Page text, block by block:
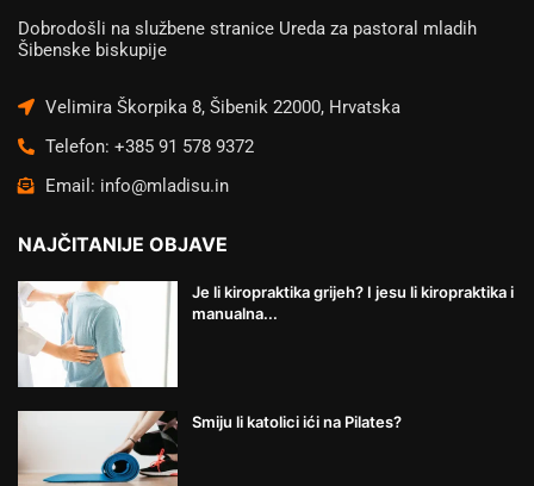
Dobrodošli na službene stranice Ureda za pastoral mladih
Šibenske biskupije
Velimira Škorpika 8, Šibenik 22000, Hrvatska
Telefon: +385 91 578 9372
Email: info@mladisu.in
NAJČITANIJE OBJAVE
Je li kiropraktika grijeh? I jesu li kiropraktika i
manualna...
Smiju li katolici ići na Pilates?